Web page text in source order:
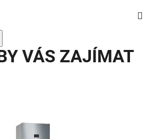
VÁS ZAJÍMAT